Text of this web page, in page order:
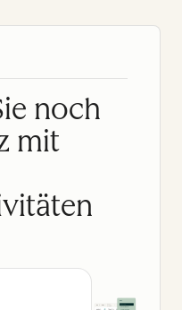
noch
mit